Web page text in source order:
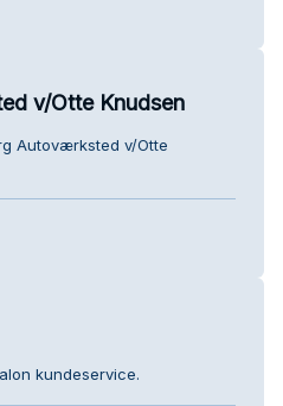
v/Otte Knudsen
Autoværksted v/Otte
kundeservice.